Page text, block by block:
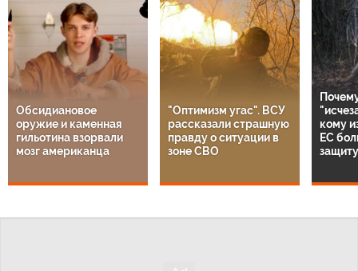
Обсидиановое
оружие и каменная
гильотина взорвали
мозг американца
"Оптимизм угас". ВСУ
рассказали страшную
правду о ситуации в
зоне СВО
кому
ЕС